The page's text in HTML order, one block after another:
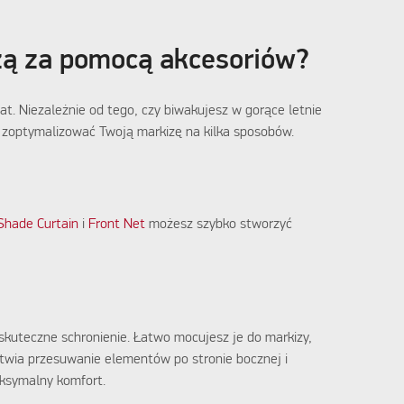
za pomocą akcesoriów?
Niezależnie od tego, czy biwakujesz w gorące letnie
Twoją markizę na kilka sposobów.
Curtain i Front Netmożesz szybko stworzyć
schronienie. Łatwo mocujesz je do markizy,
przesuwanie elementów po stronie bocznej i
komfort.